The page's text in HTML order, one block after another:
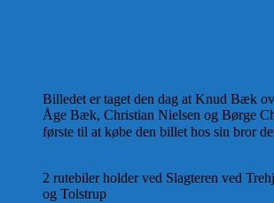
Billedet er taget den dag at Knud Bæk
Åge Bæk, Christian Nielsen og Børge
første til at købe den billet hos sin bror
2 rutebiler holder ved Slagteren ved
og Tolstrup